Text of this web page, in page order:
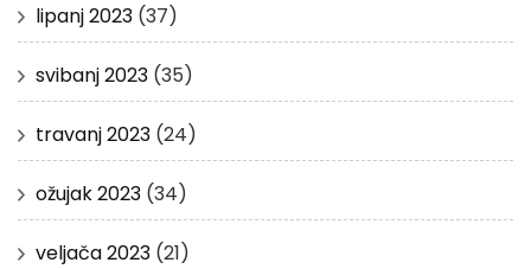
lipanj 2023 (37)
svibanj 2023 (35)
travanj 2023 (24)
ožujak 2023 (34)
veljača 2023 (21)